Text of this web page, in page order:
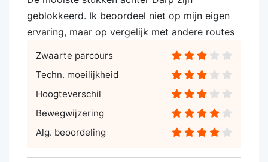
geblokkeerd. Ik beoordeel niet op mijn eigen
ervaring, maar op vergelijk met andere routes
Zwaarte parcours
Techn. moeilijkheid
Hoogteverschil
Bewegwijzering
Alg. beoordeling